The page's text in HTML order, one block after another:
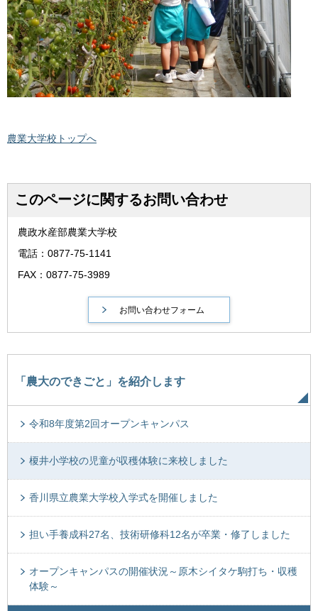
農業大学校トップへ
このページに関するお問い合わせ
農政水産部農業大学校
電話：0877-75-1141
FAX：0877-75-3989
「農大のできごと」を紹介します
令和8年度第2回オープンキャンパス
榎井小学校の児童が収穫体験に来校しました
香川県立農業大学校入学式を開催しました
担い手養成科27名、技術研修科12名が卒業・修了しました
オープンキャンパスの開催状況～原木シイタケ駒打ち・収穫
体験～